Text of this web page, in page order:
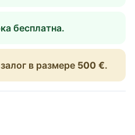
бесплатна.
в размере 500 €.